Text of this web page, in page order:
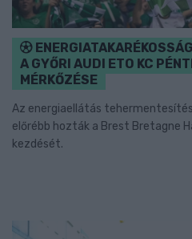
A GYŐRI AUDI ETO KC
MÉRKŐZÉSE
Az energiaellátás
előrébb hozták a Brest Bretagne
kezdését.